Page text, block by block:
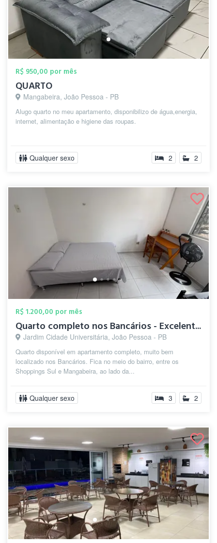
R$ 950,00 por mês
QUARTO
Mangabeira, João Pessoa - PB
Alugo quarto no meu apartamento, disponibilizo de água,energia,
internet, alimentação e higiene das roupas.
Qualquer sexo 2 2
R$ 1.200,00 por mês
Quarto completo nos Bancários - Excelent...
Jardim Cidade Universitária, João Pessoa - PB
Quarto disponível em apartamento completo, muito bem
localizado nos Bancários. Fica no meio do bairro, entre os
Shoppings Sul e Mangabeira, ao lado da...
Qualquer sexo 3 2